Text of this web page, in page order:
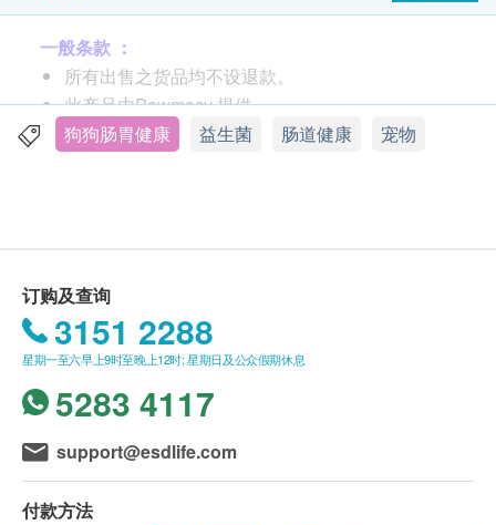
天然成分，缓解宠物急性肚泻症状
产品特点：
益生活炭组合，直击肚泻问题
迅速补充电解质，预防脱水危机
一般条款 ：
所有出售之货品均不设退款。
此产品由Pawmacy 提供。
如有任何争议，Pawmacy及 健康网购
我们将于确定订单后3-5个工作天内安排发货。
不排除运送时间会因节日而有所影响。 当八号烈
风讯号悬挂或黑色暴雨警告生效时，送货服务时间
将会延迟。
所有订单须视乎相关货品的供应情况再作最后确
认。 倘若生活易未能提供任何订单上的货品，生
活易有权拒绝接受该订单，并且会于送货前透过电
话或电邮通知顾客再作安排。
狗狗肠胃健康 益生菌 肠道健康 宠物
订购及查询
3151 2288
星期一至六早上9时至晚上12时; 星期日及公众假期休息
5283 4117
support@esdlife.com
付款方法